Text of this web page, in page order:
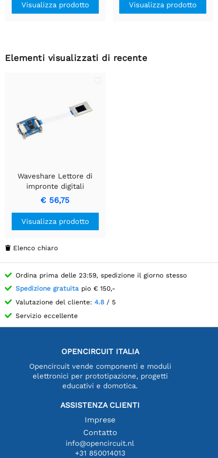
Visualizza prodotto Visualizza prodotto
Elementi visualizzati di recente
Waveshare Lettore di
impronte digitali
capacitivo ad alta
precisione (B), porte duali
UART/USB.
€ 56,75
Visualizza prodotto
 Elenco chiaro
Ordina prima delle 23:59, spedizione il giorno stesso
Spedizione gratuita pio € 150,-
Valutazione del cliente: 4.8 / 5
Servizio eccellente
OPENCIRCUIT ITALIA
Opencircuit vende componenti e moduli
elettronici per prototipazione, progetti
educativi e domotica.
ASSISTENZA CLIENTI
Imprese
Contatto
info@opencircuit.nl
+31 850014013